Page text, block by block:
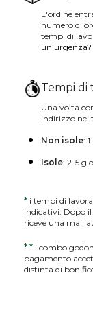
L'ordine
numero di
tempi di
Tempi di
Una volta
indirizzo nei
Non isole:
Isole: 2-5
* i tempi di
indicativi. Dopo
riceve una mail
* * i combo
pagamento
distinta di